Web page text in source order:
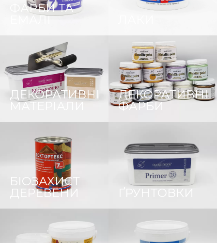
ФАРБИ ТА
ЕМАЛІ
ДЕКОРАТИВНІ
МАТЕРІАЛИ
ДЕКОРАТИВНІ
ФАРБИ
БІОЗАХИСТ
ДЕРЕВЕНИ
ҐРУНТОВКИ